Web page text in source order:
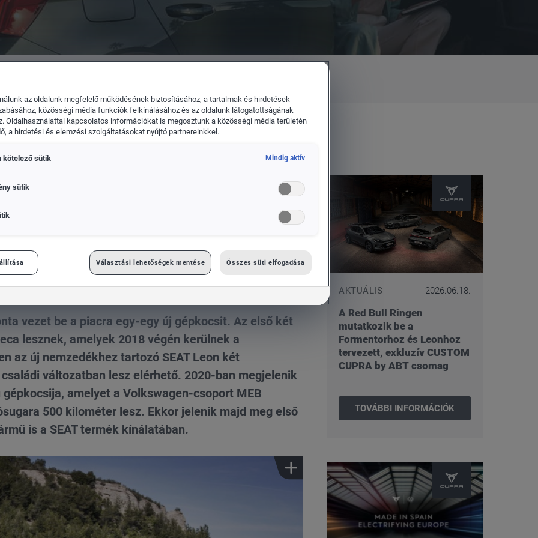
dob piacra, és elindítja az elektromos autók offenzíváját
EGY-EGY ÚJ GÉPKOCSIT DOB
AUTÓK
vezet be a piacra egy-egy új gépkocsit. Az első két
lesznek, amelyek 2018 végén kerülnek a
az új nemzedékhez tartozó SEAT Leon két
változatban lesz elérhető. 2020-ban megjelenik
amelyet a Volkswagen-csoport MEB
500 kilométer lesz. Ekkor jelenik majd meg első
is a SEAT termék kínálatában.
AKTUÁLIS 2026.06.18.
A Red Bull Ringen
mutatkozik be a
Formentorhoz és Leonhoz
tervezett, exkluzív CUSTOM
CUPRA by ABT csomag
TOVÁBBI INFORMÁCIÓK
az oldalunk megfelelő működésének biztosításához, a tartalmak és hirdetések
közösségi média funkciók felkínálásához és az oldalunk látogatottságának
Oldalhasználattal kapcsolatos információkat is megosztunk a közösségi média területén
a hirdetési és elemzési szolgáltatásokat nyújtó partnereinkkel.
kötelező sütik Mindig aktív
sütik
Választási lehetőségek mentése Összes süti elfogadása